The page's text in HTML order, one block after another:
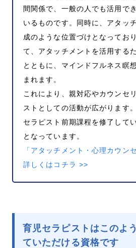
間関係で、一般の人でも活用で
いるものです。同時に、アタッ
成のような位置づけとなってお
て、アタッチメントを活用する
とともに、マインドフルネス瞑
まれます。
これにより、親対応やカウンセ
ストとしての活動が広がります
セラピスト前期課程を修了して
となっています。
「アタッチメント・心理カウン
詳しくはコチラ >>
育児セラピストはこのよ
ていただける資格です